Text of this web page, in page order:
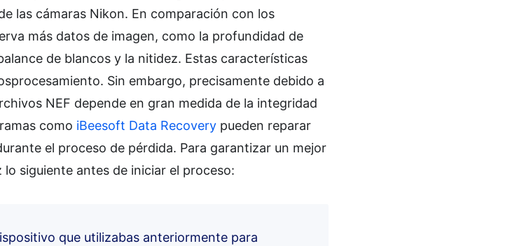
las cámaras Nikon. En comparación con los
más datos de imagen, como la profundidad de
de blancos y la nitidez. Estas características
Sin embargo, precisamente debido a
NEF depende en gran medida de la integridad
como iBeesoft Data Recovery pueden reparar
el proceso de pérdida. Para garantizar un mejor
siguiente antes de iniciar el proceso:
que utilizabas anteriormente para